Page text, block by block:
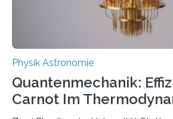
Physik Astronomie
Quantenmechanik:
Carnot Im